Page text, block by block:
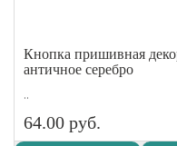
Кнопка пришивная
античное серебро
..
64.00 руб.